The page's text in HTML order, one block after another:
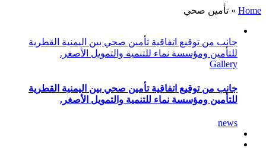
Home
» تأمين صحي
جانب من توقيع اتفاقية تأمين صحي بين اليمنية القطرية
للتأمين ومؤسسة نماء للتنمية والتمويل الأصغر.
Gallery
جانب من توقيع اتفاقية تأمين صحي بين اليمنية القطرية
للتأمين ومؤسسة نماء للتنمية والتمويل الأصغر.
news